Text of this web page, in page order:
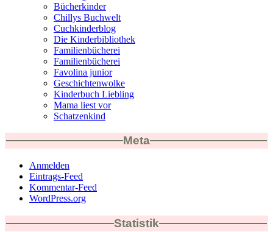
Bücherkinder
Chillys Buchwelt
Cuchkinderblog
Die Kinderbibliothek
Familienbücherei
Familienbücherei
Favolina junior
Geschichtenwolke
Kinderbuch Liebling
Mama liest vor
Schatzenkind
Meta
Anmelden
Eintrags-Feed
Kommentar-Feed
WordPress.org
Statistik